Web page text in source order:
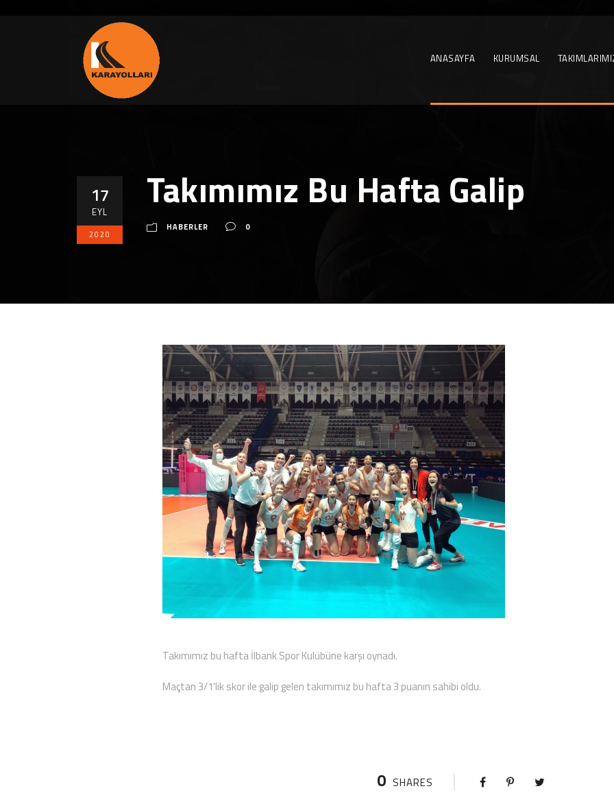
ANASAYFA KURUMSAL
17
EYL
2020
Takımımız Bu Hafta Galip
HABERLER 0
Takımımız bu hafta İlbank Spor Kulübüne karşı oynadı.
Maçtan 3/1’lik skor ile galip gelen takımımız bu hafta 3 puanın sahibi oldu.
0 SHARES